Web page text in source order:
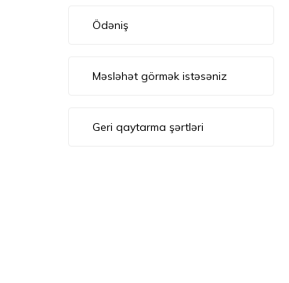
Ödəniş
Məsləhət görmək istəsəniz
Geri qaytarma şərtləri